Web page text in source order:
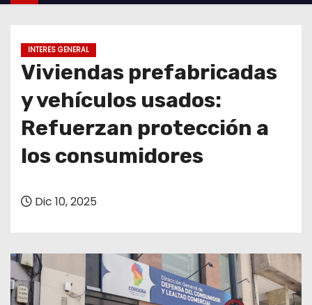
o
INTERES GENERAL
Viviendas prefabricadas
y vehículos usados:
Refuerzan protección a
los consumidores
Dic 10, 2025